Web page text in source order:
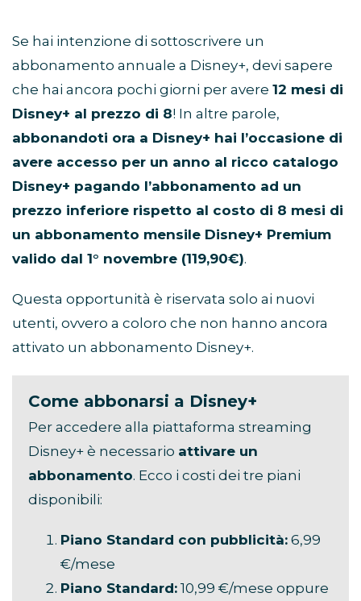
Se hai intenzione di sottoscrivere un
abbonamento annuale a Disney+, devi sapere
che hai ancora pochi giorni per avere 12 mesi di
Disney+ al prezzo di 8! In altre parole,
abbonandoti ora a Disney+ hai l’occasione di
avere accesso per un anno al ricco catalogo
Disney+ pagando l’abbonamento ad un
prezzo inferiore rispetto al costo di 8 mesi di
un abbonamento mensile Disney+ Premium
valido dal 1° novembre (119,90€).
Questa opportunità è riservata solo ai nuovi
utenti, ovvero a coloro che non hanno ancora
attivato un abbonamento Disney+.
Come abbonarsi a Disney+
Per accedere alla piattaforma streaming
Disney+ è necessario attivare un
abbonamento. Ecco i costi dei tre piani
disponibili:
Piano Standard con pubblicità: 6,99
€/mese
Piano Standard: 10,99 €/mese oppure